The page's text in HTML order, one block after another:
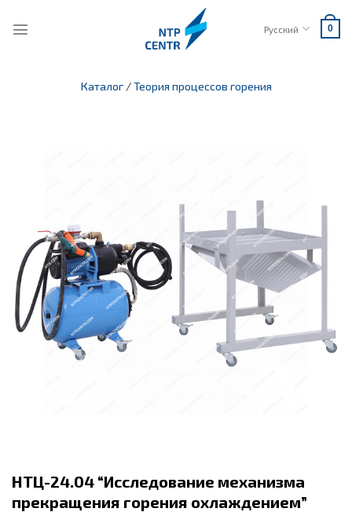
Русский 0
Каталог /Теория процессов горения
НТЦ-24.04 “Исследование механизма
прекращения горения охлаждением”